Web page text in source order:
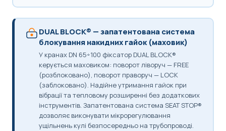
DUAL BLOCK® — запатентована система
блокування накидних гайок (маховик)
У кранах DN 65÷100 фіксатор DUAL BLOCK®
керується маховиком: поворот ліворуч — FREE
(розблоковано), поворот праворуч — LOCK
(заблоковано). Надійне утримання гайок при
вібрації та тепловому розширенні без додаткових
інструментів. Запатентована система SEAT STOP®
дозволяє виконувати мікрорегулювання
ущільнень кулі безпосередньо на трубопроводі.